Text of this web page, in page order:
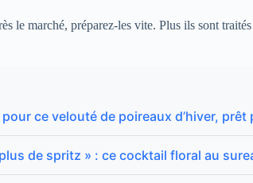
le marché, préparez-les vite. Plus ils sont
ce velouté de poireaux d’hiver, prêt
de spritz » : ce cocktail floral au